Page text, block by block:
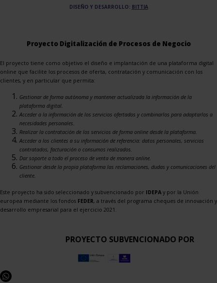
DISEÑO Y DESARROLLO: BITTIA
Proyecto Digitalización de Procesos de Negocio
El proyecto tiene como objetivo el diseño e implantación de una plataforma digital
online que facilite los procesos de oferta, contratación y comunicación con los
clientes, y en particular que permita:
Gestionar de forma autónoma y mantener actualizada la información de la
plataforma digital.
Acceder a la información de los servicios ofertados y combinarlos para adaptarlos a
necesidades personales.
Realizar la contratación de los servicios de forma online desde la plataforma.
Acceder a los clientes a su información de referencia: datos personales, servicios
contratados, facturación o consumos realizados.
Dar soporte a todo el proceso de venta de manera online.
Gestionar desde la propia plataforma las reclamaciones, dudas y comunicaciones del
cliente.
Este proyecto ha sido seleccionado y subvencionado por IDEPA y por la Unión
europea mediante los fondos FEDER, a través del programa cheques de innovación y
desarrollo empresarial para el ejercicio 2021.
PROYECTO SUBVENCIONADO POR